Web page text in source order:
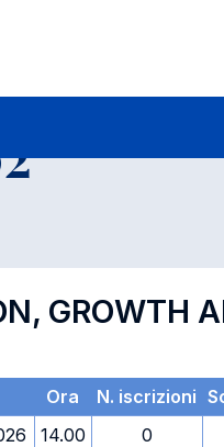
GROWTH
Ora N. iscrizioni
14.00 0